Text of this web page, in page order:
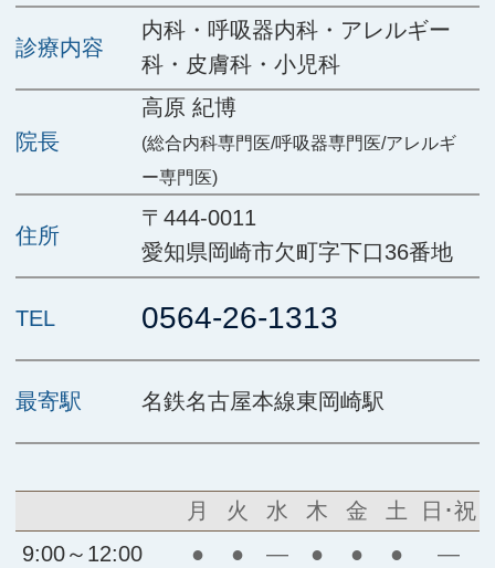
診療内容
内科・呼吸器内科・アレルギー
科・皮膚科・小児科
院長
高原 紀博
(総合内科専門医/呼吸器専門医/アレルギ
ー専門医)
住所
〒444-0011
愛知県岡崎市欠町字下口36番地
TEL 0564-26-1313
最寄駅 名鉄名古屋本線東岡崎駅
月 火 水 木 金 土
日･祝
9:00～12:00
● ● ― ● ● ●
―